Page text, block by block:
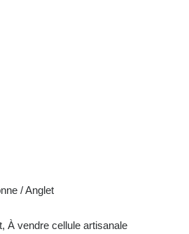
/ Anglet
À vendre cellule artisanale